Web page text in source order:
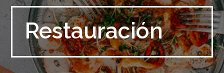
Restauración